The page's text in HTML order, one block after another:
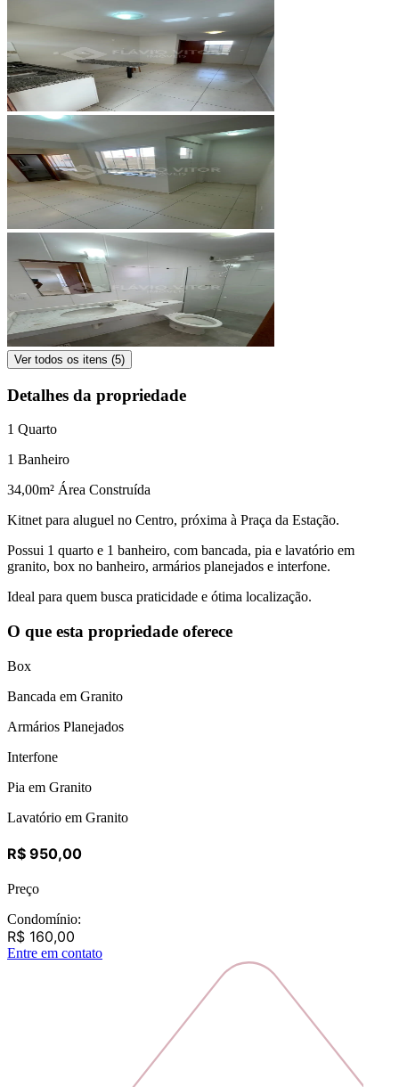
Ver todos os itens (5)
Detalhes da propriedade
1 Quarto
1 Banheiro
34,00m² Área Construída
Kitnet para aluguel no Centro, próxima à Praça da Estação.
Possui 1 quarto e 1 banheiro, com bancada, pia e lavatório em
granito, box no banheiro, armários planejados e interfone.
Ideal para quem busca praticidade e ótima localização.
O que esta propriedade oferece
Box
Bancada em Granito
Armários Planejados
Interfone
Pia em Granito
Lavatório em Granito
R$ 950,00
Preço
Condomínio:
R$ 160,00
Entre em contato